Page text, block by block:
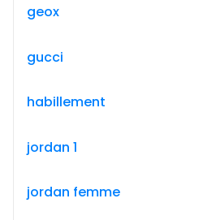
geox
gucci
habillement
jordan 1
jordan femme